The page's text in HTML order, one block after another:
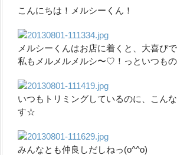
こんにちは！メルシーくん！
メルシーくんはお店に着くと、大喜び
私もメルメルメルシ〜♡！っといつも
いつもトリミングしているのに、こん
す☆
みんなとも仲良しだしねっ(o^^o)